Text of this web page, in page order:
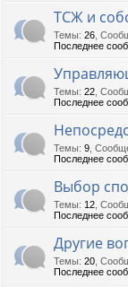
ТСЖ и
Темы: 26
Последнее
Темы: 22
Последнее
Темы: 9
Последнее
Выбор
Темы: 12
Последнее
Другие
Темы: 20
Последнее